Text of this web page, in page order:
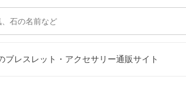
レスレット・アクセサリー通販サイト